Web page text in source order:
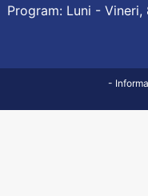
Program: Luni - Vineri,
-